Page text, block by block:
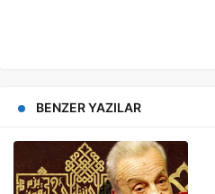
BENZER YAZILAR